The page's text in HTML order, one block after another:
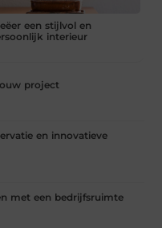
een stijlvol en
interieur
project
en innovatieve
met een bedrijfsruimte